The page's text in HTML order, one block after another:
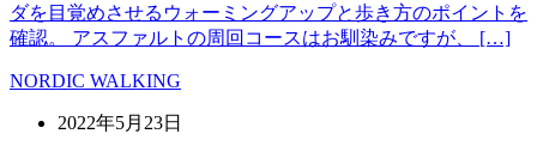
ダを目覚めさせるウォーミングアップと歩き方のポイントを
確認。 アスファルトの周回コースはお馴染みですが、 […]
NORDIC WALKING
2022年5月23日